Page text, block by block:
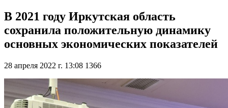
В 2021 году Иркутская область
сохранила положительную динамику
основных экономических показателей
28 апреля 2022 г. 13:08 1366